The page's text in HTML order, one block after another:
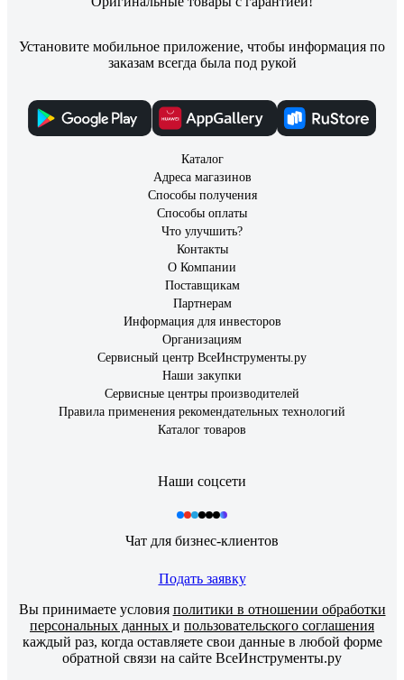
Установите мобильное приложение, чтобы информация по
заказам всегда была под рукой
Каталог
Адреса магазинов
Способы получения
Способы оплаты
Что улучшить?
Контакты
О Компании
Поставщикам
Партнерам
Информация для инвесторов
Организациям
Сервисный центр ВсеИнструменты.ру
Наши закупки
Сервисные центры производителей
Правила применения рекомендательных технологий
Каталог товаров
Наши соцсети
Чат для бизнес-клиентов
Подать заявку
Вы принимаете условия политики в отношении обработки
персональных данных и пользовательского соглашения
каждый раз, когда оставляете свои данные в любой форме
обратной связи на сайте ВсеИнструменты.ру